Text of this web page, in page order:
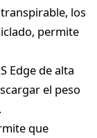
los
permite
Edge de alta
el peso
que